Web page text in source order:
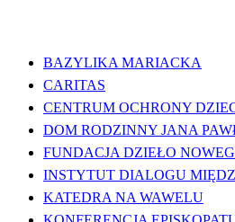
BAZYLIKA MARIACKA
CARITAS
CENTRUM OCHRONY
DOM RODZINNY JANA
FUNDACJA DZIEŁO
INSTYTUT DIALOGU
KATEDRA NA WAWELU